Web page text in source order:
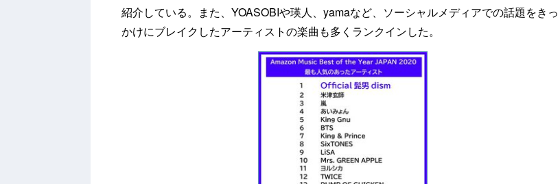
紹介している。また、YOASOBIや瑛人、yamaなど、ソーシャルメディアでの話題をきっ
かけにブレイクしたアーティストの楽曲も多くランクインした。